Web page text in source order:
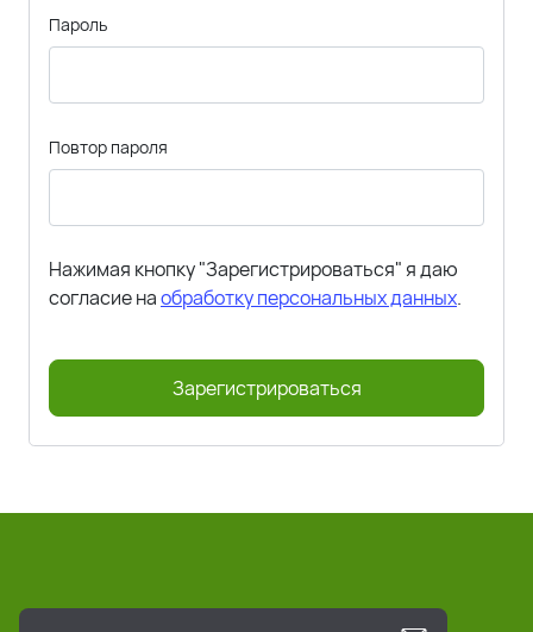
Пароль
Повтор пароля
Нажимая кнопку "Зарегистрироваться" я даю
согласие наобработку персональных данных.
Зарегистрироваться